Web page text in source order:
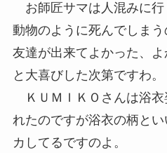
お師匠サマは人混みに行
動物のように死んでしま
友達が出来てよかった、よ
と大喜びした次第ですわ。
ＫＵＭＩＫＯさんは浴衣
れたのですが浴衣の柄と
カしてるですのよ。